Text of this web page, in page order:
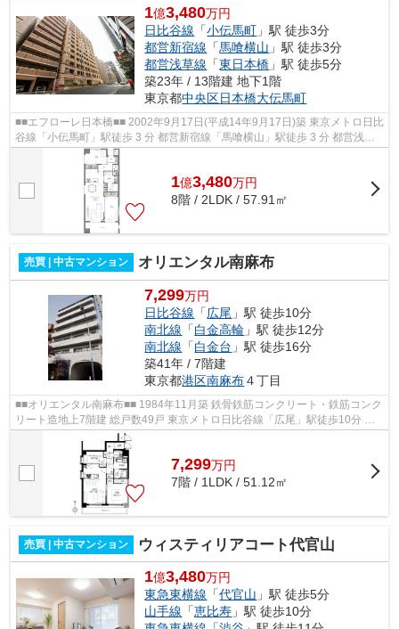
1億3,480万円
日比谷線 「小伝馬町 」駅 徒歩3分
都営新宿線 「馬喰横山 」駅 徒歩3分
都営浅草線 「東日本橋 」駅 徒歩5分
築23年 / 13階建 地下1階
東京都中央区日本橋大伝馬町
■■エフローレ日本橋■■ 2002年9月17日(平成14年9月17日)築 東京メトロ日比
谷線「小伝馬町」駅徒歩 3 分 都営新宿線「馬喰横山」駅徒歩 3 分 都営浅草
線「東日本橋」駅徒歩 5 分 東京...
1億3,480万円
8階 / 2LDK / 57.91㎡
売買 | 中古マンション オリエンタル南麻布
7,299万円
日比谷線 「広尾 」駅 徒歩10分
南北線 「白金高輪 」駅 徒歩12分
南北線 「白金台 」駅 徒歩16分
築41年 / 7階建
東京都港区南麻布４丁目
■■オリエンタル南麻布■■ 1984年11月築 鉄骨鉄筋コンクリート・鉄筋コンク
リート造地上7階建 総戸数49戸 東京メトロ日比谷線「広尾」駅徒歩10分 都
営三田線・南北線「白金高輪」駅徒...
7,299万円
7階 / 1LDK / 51.12㎡
売買 | 中古マンション ウィスティリアコート代官山
1億3,480万円
東急東横線 「代官山 」駅 徒歩5分
山手線 「恵比寿 」駅 徒歩10分